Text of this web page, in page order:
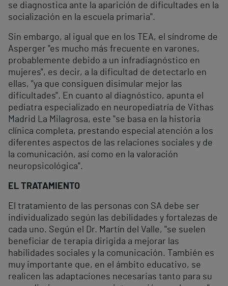
se diagnostica ante la aparición de dificultades en la
socialización en la escuela primaria".
Sin embargo, al igual que en los TEA, el síndrome de
Asperger "es mucho más frecuente en varones,
probablemente debido a un infradiagnóstico en
mujeres", es decir, a la dificultad de detectarlo en
ellas, "ya que consiguen disimular mejor las
dificultades". En cuanto al diagnóstico, apunta el
pediatra especializado en neuropediatría de Vithas
Madrid La Milagrosa, este "se basa en la historia
clínica completa, prestando especial atención a los
diferentes aspectos de las relaciones sociales y de
la comunicación, así como en la valoración
neuropsicológica".
EL TRATAMIENTO
El tratamiento de las personas con SA debe ser
individualizado según las debilidades y fortalezas de
cada uno. Según el Dr. Martín del Valle, "se suelen
beneficiar de terapia dirigida a mejorar las
habilidades sociales y la comunicación. También es
muy importante que, en el ámbito educativo, se
realicen las adaptaciones necesarias tanto para su